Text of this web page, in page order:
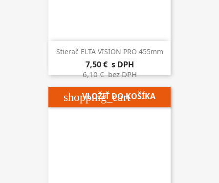
Stierač ELTA VISION PRO 455mm
7,50 € s DPH
6,10 €bez DPH
shopping_cart
VLOŽIŤ DO KOŠÍKA